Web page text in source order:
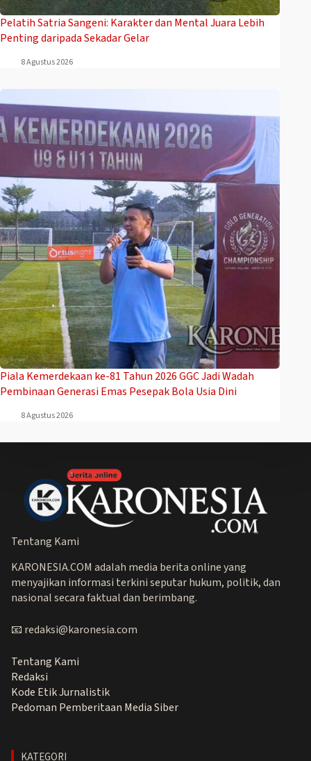
Pelatih Satria Sangeni: Karakter dan Mental Juara Lebih
Penting daripada Sekadar Gelar
8 Agustus 2026
Piala Kemerdekaan ke-81 Tahun 2026 GGC Jadi Wadah
Pembinaan Generasi Emas Pesepak Bola Usia Dini
8 Agustus 2026
Tentang Kami
KARONESIA.COM adalah media berita online yang
menyajikan informasi terkini seputar hukum, politik, dan
nasional secara faktual dan berimbang.
📧 redaksi@karonesia.com
Tentang Kami
Redaksi
Kode Etik Jurnalistik
Pedoman Pemberitaan Media Siber
KATEGORI